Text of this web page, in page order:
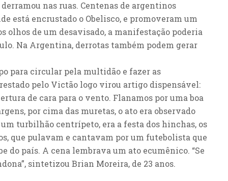
nas ruas. Centenas de argentinos
está encrustado o Obelisco, e promoveram um
olhos de um desavisado, a manifestação poderia
Na Argentina, derrotas também podem gerar
para circular pela multidão e fazer as
pelo Victão logo virou artigo dispensável:
de cara para o vento. Flanamos por uma boa
por cima das muretas, o ato era observado
turbilhão centrípeto, era a festa dos hinchas, os
que pulavam e cantavam por um futebolista que
do país. A cena lembrava um ato ecumênico. “Se
sintetizou Brian Moreira, de 23 anos.